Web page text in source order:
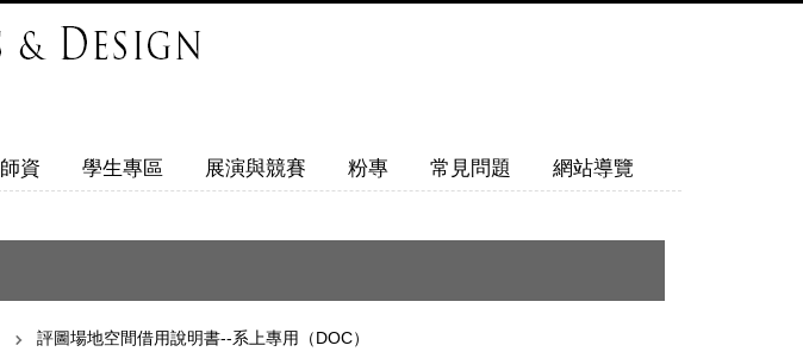
師資 學生專區 展演與競賽 粉專 常見問題 網站導覽
評圖場地空間借用說明書--系上專用（DOC）